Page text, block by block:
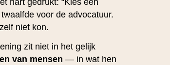
hart gedrukt: “Kies een
voor de advocatuur.
niet kon.
zit niet in het gelijk
van mensen — in wat hen